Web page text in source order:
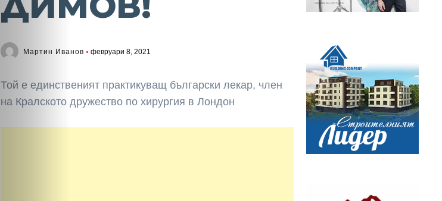
Мартин Иванов февруари 8, 2021
Той е единственият практикуващ български лекар, член
на Кралското дружество по хирургия в Лондон